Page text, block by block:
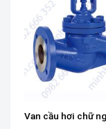
Van cầu hơi chữ